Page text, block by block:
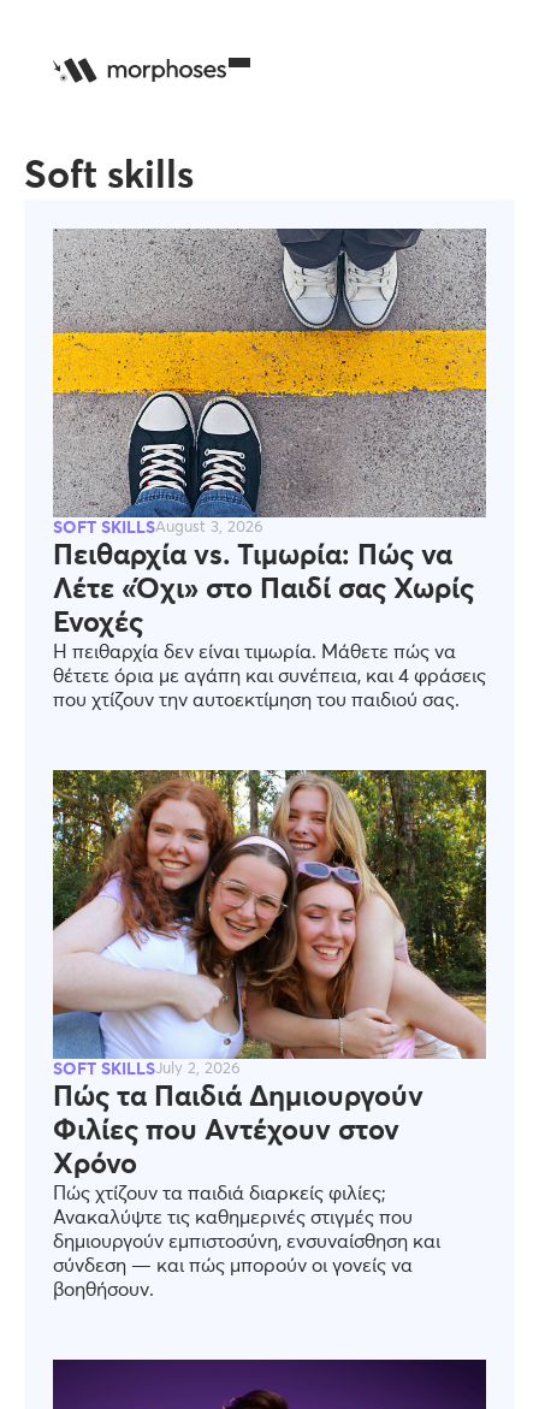
Soft skills
SOFT SKILLSAugust 3, 2026
Πειθαρχία vs. Τιμωρία: Πώς να
Λέτε «Όχι» στο Παιδί σας Χωρίς
Ενοχές
Η πειθαρχία δεν είναι τιμωρία. Μάθετε πώς να
θέτετε όρια με αγάπη και συνέπεια, και 4 φράσεις
που χτίζουν την αυτοεκτίμηση του παιδιού σας.
SOFT SKILLSJuly 2, 2026
Πώς τα Παιδιά Δημιουργούν
Φιλίες που Αντέχουν στον
Χρόνο
Πώς χτίζουν τα παιδιά διαρκείς φιλίες;
Ανακαλύψτε τις καθημερινές στιγμές που
δημιουργούν εμπιστοσύνη, ενσυναίσθηση και
σύνδεση — και πώς μπορούν οι γονείς να
βοηθήσουν.